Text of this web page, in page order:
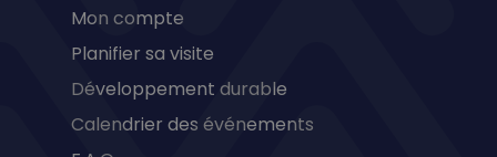
Mon compte
Planifier sa visite
Développement durable
Calendrier des événements